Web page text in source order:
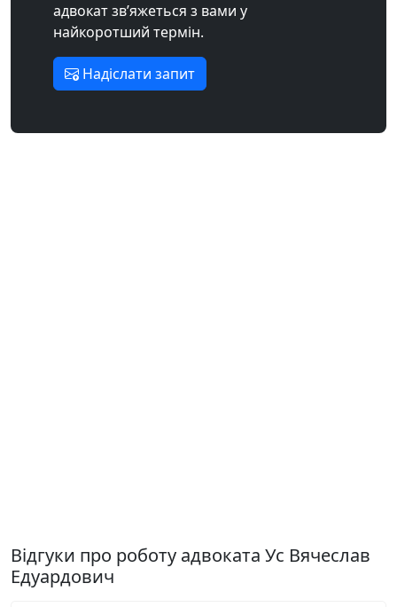
адвокат зв’яжеться з вами у
найкоротший термін.
Надіслати запит
Відгуки про роботу адвоката Ус Вячеслав
Едуардович